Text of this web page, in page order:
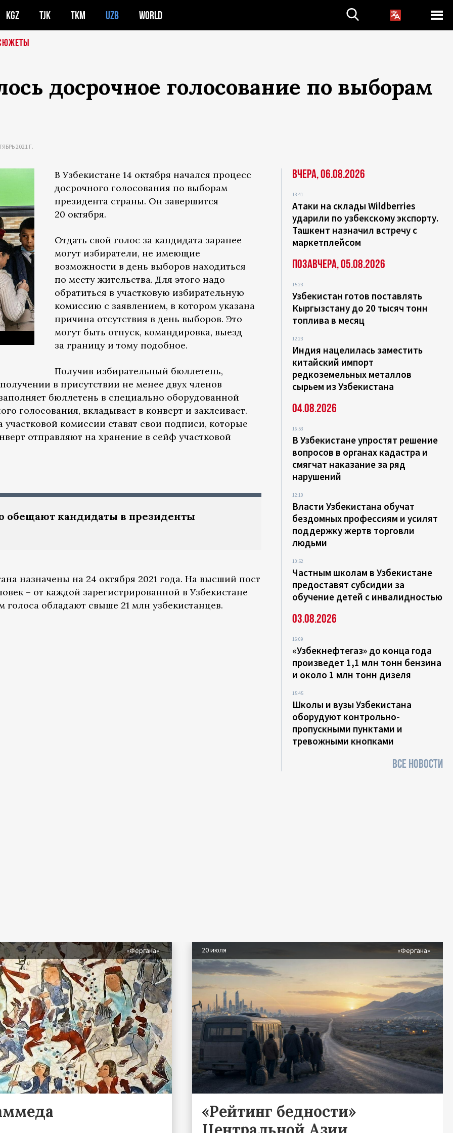
KGZ TJK TKM UZB WORLD
досрочное голосование по выборам
2021 Г.
В Узбекистане 14 октября начался процесс
досрочного голосования по выборам
президента страны. Он завершится
20 октября.
Отдать свой голос за кандидата заранее
могут избиратели, не имеющие
возможности в день выборов находиться
по месту жительства. Для этого надо
обратиться в участковую избирательную
комиссию с заявлением, в котором указана
причина отсутствия в день выборов. Это
могут быть отпуск, командировка, выезд
за границу и тому подобное.
Получив избирательный бюллетень,
в присутствии не менее двух членов
бюллетень в специально оборудованной
голосования, вкладывает в конверт и заклеивает.
участковой комиссии ставят свои подписи, которые
отправляют на хранение в сейф участковой
обещают кандидаты в президенты
назначены на 24 октября 2021 года. На высший пост
– от каждой зарегистрированной в Узбекистане
голоса обладают свыше 21 млн узбекистанцев.
Вчера, 06.08.2026
13:41
Атаки на склады Wildberries
ударили по узбекскому экспорту.
Ташкент назначил встречу с
маркетплейсом
Позавчера, 05.08.2026
15:23
Узбекистан готов поставлять
Кыргызстану до 20 тысяч тонн
топлива в месяц
12:23
Индия нацелилась заместить
китайский импорт
редкоземельных металлов
сырьем из Узбекистана
04.08.2026
16:53
В Узбекистане упростят решение
вопросов в органах кадастра и
смягчат наказание за ряд
нарушений
12:10
Власти Узбекистана обучат
бездомных профессиям и усилят
поддержку жертв торговли
людьми
10:52
Частным школам в Узбекистане
предоставят субсидии за
обучение детей с инвалидностью
03.08.2026
16:09
«Узбекнефтегаз» до конца года
произведет 1,1 млн тонн бензина
и около 1 млн тонн дизеля
15:45
Школы и вузы Узбекистана
оборудуют контрольно-
пропускными пунктами и
тревожными кнопками
ВСЕ НОВОСТИ
«Фергана» 20 июля «Фергана»
«Рейтинг бедности»